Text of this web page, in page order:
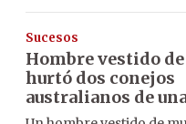
Sucesos
Hombre vestido
hurtó dos conejos
australianos de